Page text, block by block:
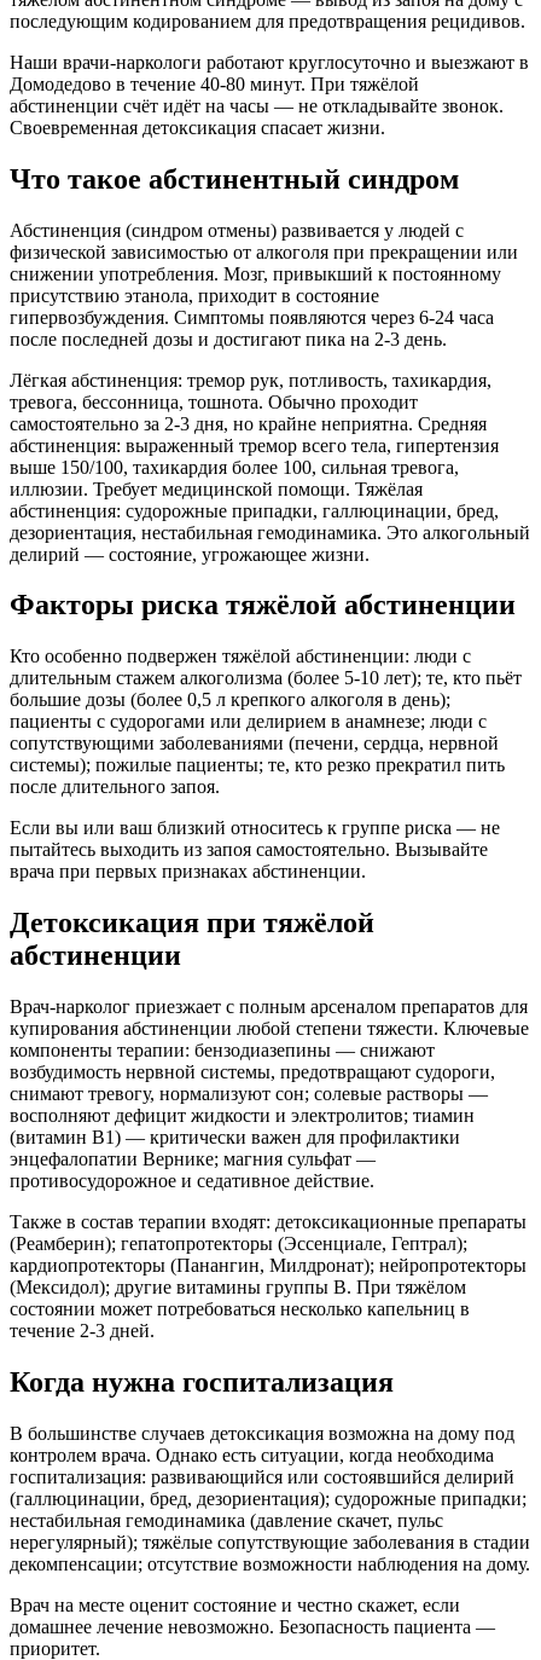
последующим кодированием для предотвращения рецидивов.
Наши врачи-наркологи работают круглосуточно и выезжают в
Домодедово в течение 40-80 минут. При тяжёлой
абстиненции счёт идёт на часы — не откладывайте звонок.
Своевременная детоксикация спасает жизни.
Что такое абстинентный синдром
Абстиненция (синдром отмены) развивается у людей с
физической зависимостью от алкоголя при прекращении или
снижении употребления. Мозг, привыкший к постоянному
присутствию этанола, приходит в состояние
гипервозбуждения. Симптомы появляются через 6-24 часа
после последней дозы и достигают пика на 2-3 день.
Лёгкая абстиненция: тремор рук, потливость, тахикардия,
тревога, бессонница, тошнота. Обычно проходит
самостоятельно за 2-3 дня, но крайне неприятна. Средняя
абстиненция: выраженный тремор всего тела, гипертензия
выше 150/100, тахикардия более 100, сильная тревога,
иллюзии. Требует медицинской помощи. Тяжёлая
абстиненция: судорожные припадки, галлюцинации, бред,
дезориентация, нестабильная гемодинамика. Это алкогольный
делирий — состояние, угрожающее жизни.
Факторы риска тяжёлой абстиненции
Кто особенно подвержен тяжёлой абстиненции: люди с
длительным стажем алкоголизма (более 5-10 лет); те, кто пьёт
большие дозы (более 0,5 л крепкого алкоголя в день);
пациенты с судорогами или делирием в анамнезе; люди с
сопутствующими заболеваниями (печени, сердца, нервной
системы); пожилые пациенты; те, кто резко прекратил пить
после длительного запоя.
Если вы или ваш близкий относитесь к группе риска — не
пытайтесь выходить из запоя самостоятельно. Вызывайте
врача при первых признаках абстиненции.
Детоксикация при тяжёлой
абстиненции
Врач-нарколог приезжает с полным арсеналом препаратов для
купирования абстиненции любой степени тяжести. Ключевые
компоненты терапии: бензодиазепины — снижают
возбудимость нервной системы, предотвращают судороги,
снимают тревогу, нормализуют сон; солевые растворы —
восполняют дефицит жидкости и электролитов; тиамин
(витамин B1) — критически важен для профилактики
энцефалопатии Вернике; магния сульфат —
противосудорожное и седативное действие.
Также в состав терапии входят: детоксикационные препараты
(Реамберин); гепатопротекторы (Эссенциале, Гептрал);
кардиопротекторы (Панангин, Милдронат); нейропротекторы
(Мексидол); другие витамины группы B. При тяжёлом
состоянии может потребоваться несколько капельниц в
течение 2-3 дней.
Когда нужна госпитализация
В большинстве случаев детоксикация возможна на дому под
контролем врача. Однако есть ситуации, когда необходима
госпитализация: развивающийся или состоявшийся делирий
(галлюцинации, бред, дезориентация); судорожные припадки;
нестабильная гемодинамика (давление скачет, пульс
нерегулярный); тяжёлые сопутствующие заболевания в стадии
декомпенсации; отсутствие возможности наблюдения на дому.
Врач на месте оценит состояние и честно скажет, если
домашнее лечение невозможно. Безопасность пациента —
приоритет.